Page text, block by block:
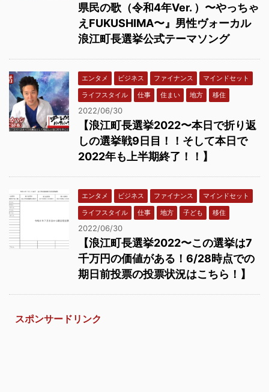
県民の歌（令和4年Ver. ）〜やっちゃ
えFUKUSHIMA〜』男性ヴォーカル
浪江町長選挙公式テーマソング
エンタメ ビジネス ファイナンス
マインドセット
ライフスタイル
仕事 住まい 地方 移住
2022/06/30
【浪江町長選挙2022〜本日で折り返
しの選挙戦9日目！！そして本日で
2022年も上半期終了！！】
エンタメ ビジネス ファイナンス
マインドセット
ライフスタイル
仕事 地方 子ども 移住
2022/06/30
【浪江町長選挙2022〜この選挙は7
千万円の価値がある！6/28時点での
期日前投票の投票状況はこちら！】
スポンサードリンク